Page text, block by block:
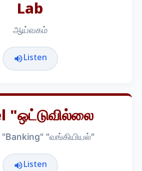
Lab
ஆய்வகம்
Listen
"ஒட்டுவில்லை
"Banking" "வங்கியியல்"
Listen